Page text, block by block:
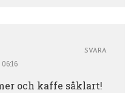
och kaffe såklart!
SVARA